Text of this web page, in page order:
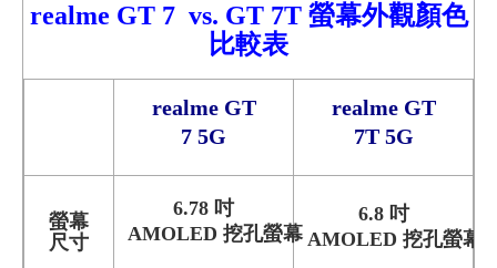
realme GT 7 vs. GT 7T螢幕外觀顏色
比較表
realme GT
7 5G
realme GT
7T 5G
螢幕
尺寸
6.78 吋
AMOLED 挖孔螢幕
6.8 吋
AMOLED 挖孔螢幕